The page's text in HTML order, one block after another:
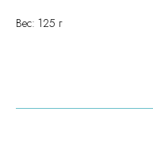
Вес: 125 г